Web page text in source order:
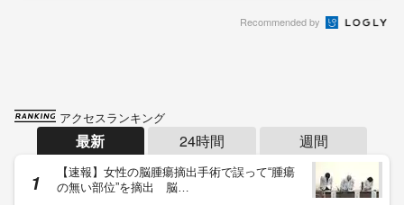
Recommended by
アクセスランキング
最新 24時間 週間
【速報】女性の脳腫瘍摘出手術で誤って“腫瘍
の無い部位”を摘出 脳…